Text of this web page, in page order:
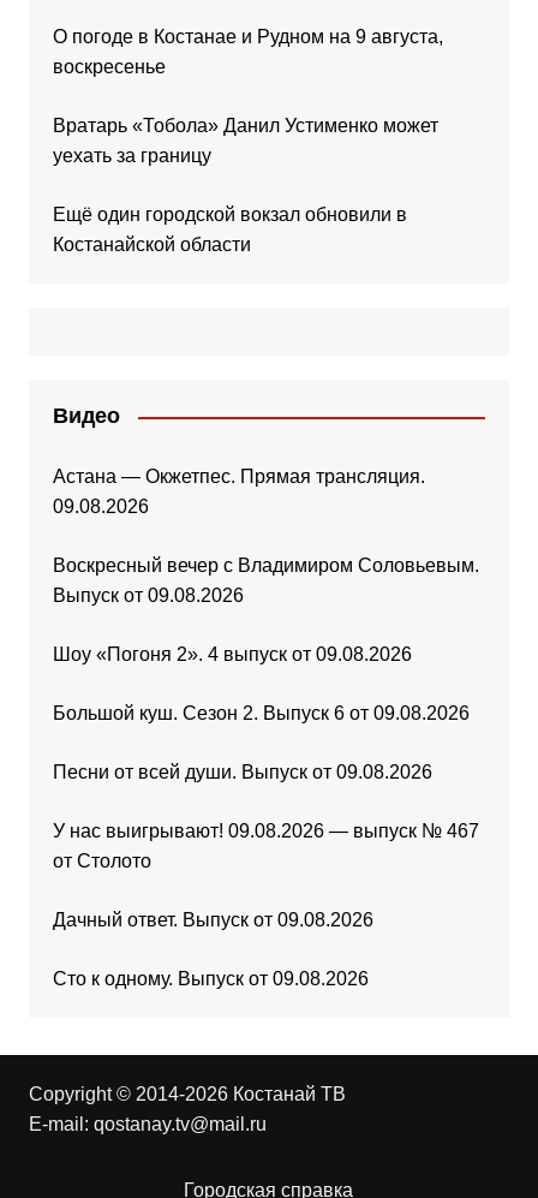
О погоде в Костанае и Рудном на 9 августа,
воскресенье
Вратарь «Тобола» Данил Устименко может
уехать за границу
Ещё один городской вокзал обновили в
Костанайской области
Видео
Астана — Окжетпес. Прямая трансляция.
09.08.2026
Воскресный вечер с Владимиром Соловьевым.
Выпуск от 09.08.2026
Шоу «Погоня 2». 4 выпуск от 09.08.2026
Большой куш. Сезон 2. Выпуск 6 от 09.08.2026
Песни от всей души. Выпуск от 09.08.2026
У нас выигрывают! 09.08.2026 — выпуск № 467
от Столото
Дачный ответ. Выпуск от 09.08.2026
Сто к одному. Выпуск от 09.08.2026
Copyright © 2014-2026 Костанай ТВ
E-mail: qostanay.tv@mail.ru
Городская справка